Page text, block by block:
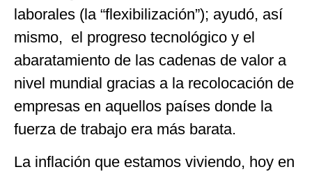
laborales (la “flexibilización”); ayudó, así
mismo, el progreso tecnológico y el
abaratamiento de las cadenas de valor a
nivel mundial gracias a la recolocación de
empresas en aquellos países donde la
fuerza de trabajo era más barata.
La inflación que estamos viviendo, hoy en